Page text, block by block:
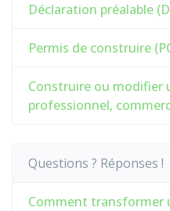
Déclaration préalable
Permis de construire
Construire ou modifier
professionnel,
Questions ? Réponses !
Comment transformer